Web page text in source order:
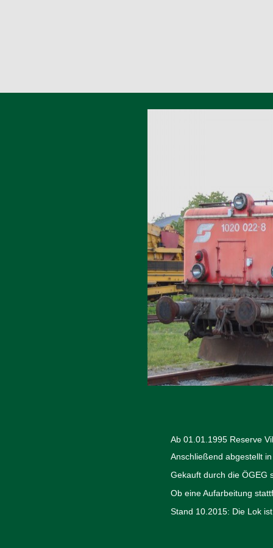
Ab 01.01.1995 Reserve
Anschließend abgestellt
Gekauft durch die ÖGEG
Ob eine Aufarbeitung
Stand 10.2015: Die Lok